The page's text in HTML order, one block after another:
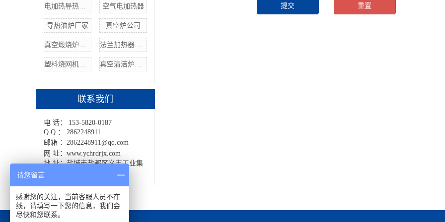
电加热导热油炉价格 空气电加热器
导热油炉厂家 真空炉公司
真空煅烧炉价格 法兰加热器管厂家
塑料烧网机价格 真空清洁炉设备
联系我们
电 话： 153-5820-0187
Q Q ： 2862248911
邮箱 ：2862248911@qq.com
网 址：www.ychrdrjx.com
地 址：盐城市盐都区义丰工业集
中区
请您留言
感谢您的关注，当前客服人员不在
线，请填写一下您的信息，我们会
尽快和您联系。